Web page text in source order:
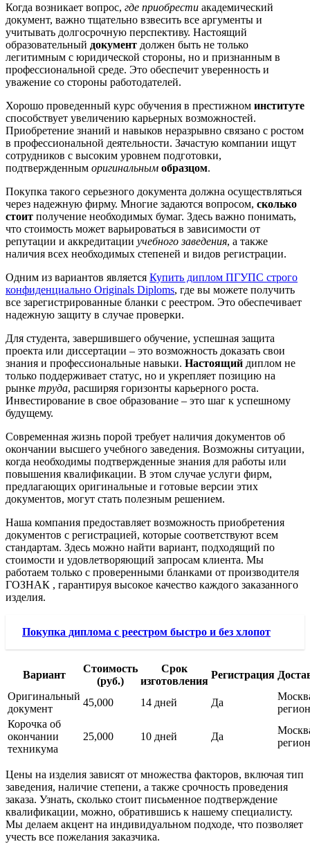
Когда возникает вопрос, где приобрести академический
документ, важно тщательно взвесить все аргументы и
учитывать долгосрочную перспективу. Настоящий
образовательный документ должен быть не только
легитимным с юридической стороны, но и признанным в
профессиональной среде. Это обеспечит уверенность и
уважение со стороны работодателей.
Хорошо проведенный курс обучения в престижном институте
способствует увеличению карьерных возможностей.
Приобретение знаний и навыков неразрывно связано с ростом
в профессиональной деятельности. Зачастую компании ищут
сотрудников с высоким уровнем подготовки,
подтвержденным оригинальным образцом.
Покупка такого серьезного документа должна осуществляться
через надежную фирму. Многие задаются вопросом, сколько
стоит получение необходимых бумаг. Здесь важно понимать,
что стоимость может варьироваться в зависимости от
репутации и аккредитации учебного заведения, а также
наличия всех необходимых степеней и видов регистрации.
Одним из вариантов является Купить диплом ПГУПС строго
конфиденциально Originals Diploms, где вы можете получить
все зарегистрированные бланки с реестром. Это обеспечивает
надежную защиту в случае проверки.
Для студента, завершившего обучение, успешная защита
проекта или диссертации – это возможность доказать свои
знания и профессиональные навыки. Настоящий диплом не
только поддерживает статус, но и укрепляет позицию на
рынке труда, расширяя горизонты карьерного роста.
Инвестирование в свое образование – это шаг к успешному
будущему.
Современная жизнь порой требует наличия документов об
окончании высшего учебного заведения. Возможны ситуации,
когда необходимы подтвержденные знания для работы или
повышения квалификации. В этом случае услуги фирм,
предлагающих оригинальные и готовые версии этих
документов, могут стать полезным решением.
Наша компания предоставляет возможность приобретения
документов с регистрацией, которые соответствуют всем
стандартам. Здесь можно найти вариант, подходящий по
стоимости и удовлетворяющий запросам клиента. Мы
работаем только с проверенными бланками от производителя
ГОЗНАК , гарантируя высокое качество каждого заказанного
изделия.
Покупка диплома с реестром быстро и без хлопот
Вариант
Стоимость
(руб.)
Срок
изготовления
Регистрация
Оригинальный
документ
45,000 14 дней Да
Корочка об
окончании
техникума
25,000 10 дней Да
Цены на изделия зависят от множества факторов, включая тип
заведения, наличие степени, а также срочность проведения
заказа. Узнать, сколько стоит письменное подтверждение
квалификации, можно, обратившись к нашему специалисту.
Мы делаем акцент на индивидуальном подходе, что позволяет
учесть все пожелания заказчика.